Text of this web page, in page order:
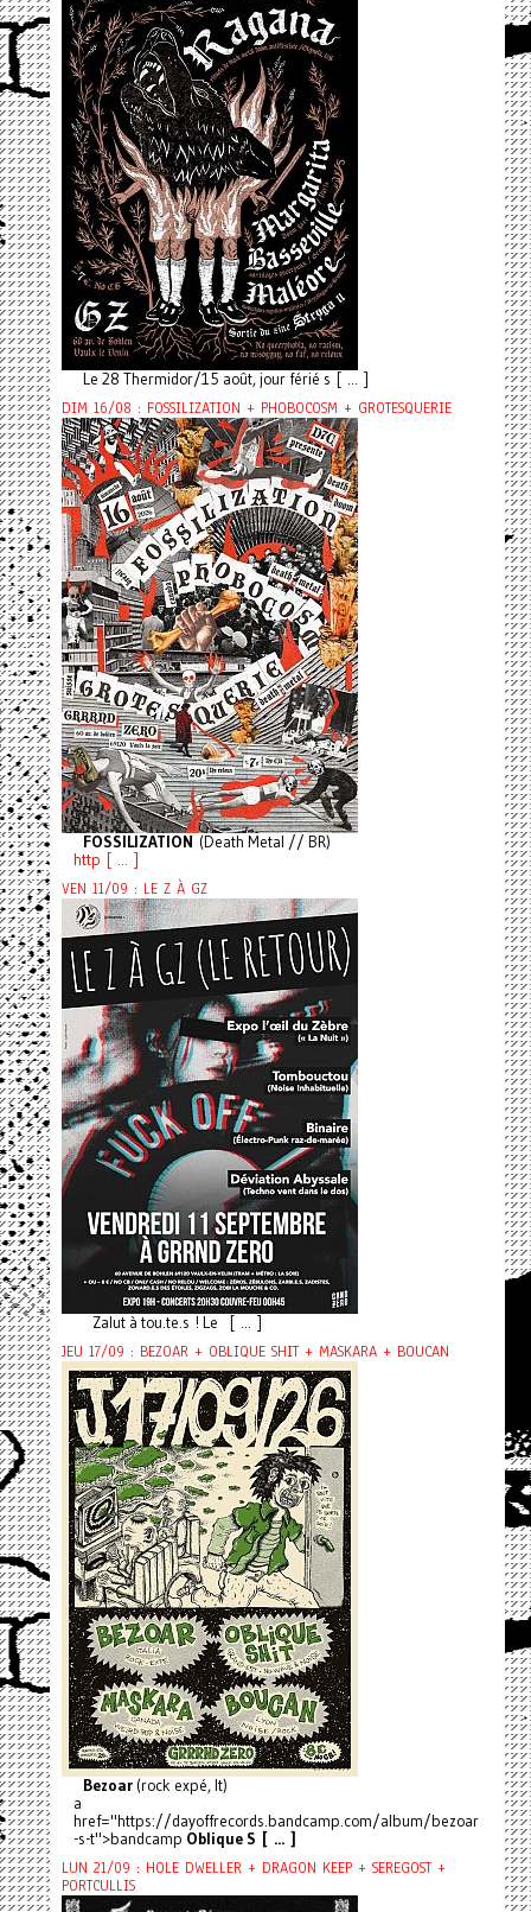
Le 28 Thermidor/15 août, jour férié s [ ... ]
DIM 16/08 : FOSSILIZATION + PHOBOCOSM + GROTESQUERIE
FOSSILIZATION (Death Metal // BR)
http [ ... ]
VEN 11/09 : LE Z À GZ
Zalut à tou.te.s ! Le [ ... ]
JEU 17/09 : BEZOAR + OBLIQUE SHIT + MASKARA + BOUCAN
Bezoar(rock expé, It)
a
href="https://dayoffrecords.bandcamp.com/album/bezoar
-s-t">bandcamp Oblique S [ ... ]
LUN 21/09 : HOLE DWELLER + DRAGON KEEP + SEREGOST +
PORTCULLIS